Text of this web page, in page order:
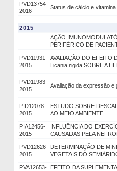
PVD13754-
2016
Status de cálcio e
2015
AÇÃO
PERIFÉRICO DE
PVD11931-
2015
AVALIAÇÃO DO EFEITO
Licania rigida SOBRE A
PVD11983-
2015
Avaliação da expressão e
PID12078-
2015
ESTUDO SOBRE
AO MEIO AMBIENTE.
PIA12456-
2015
INFLUÊNCIA DO
CAUSADAS PELA
PVD12626-
2015
DETERMINAÇÃO DE
VEGETAIS DO
PVA12653- EFEITO DA